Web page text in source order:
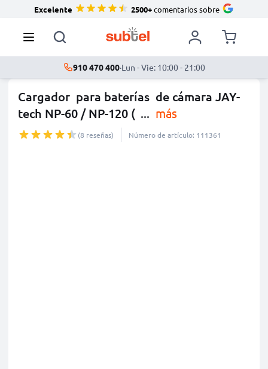
Excelente 2500+comentarios sobre
910 470 400·Lun - Vie: 10:00 - 21:00
Cargador para baterías de cámara JAY-
tech NP-60 / NP-120 ( ... más
(8 reseñas) Número de artículo: 111361